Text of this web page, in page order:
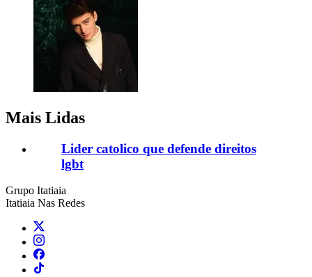
Mais Lidas
Lider catolico que defende direitos
lgbt
Grupo Itatiaia
Itatiaia Nas Redes